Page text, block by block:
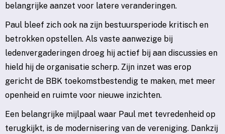
belangrijke aanzet voor latere veranderingen.
Paul bleef zich ook na zijn bestuursperiode kritisch en
betrokken opstellen. Als vaste aanwezige bij
ledenvergaderingen droeg hij actief bij aan discussies en
hield hij de organisatie scherp. Zijn inzet was erop
gericht de BBK toekomstbestendig te maken, met meer
openheid en ruimte voor nieuwe inzichten.
Een belangrijke mijlpaal waar Paul met tevredenheid op
terugkijkt, is de modernisering van de vereniging. Dankzij